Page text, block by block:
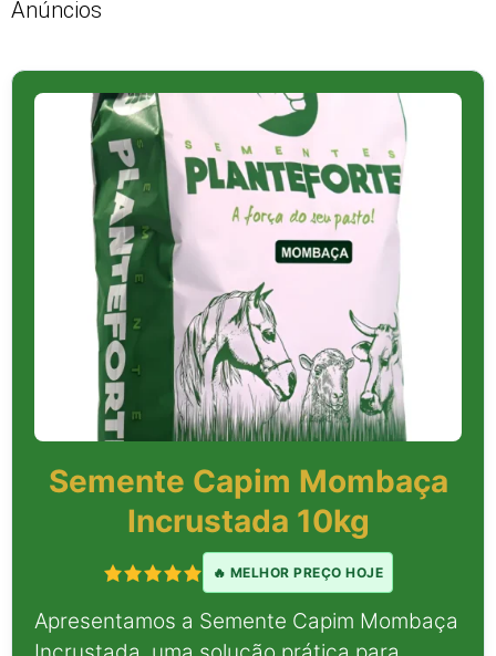
Anúncios
Semente Capim Mombaça
Incrustada 10kg
🔥 MELHOR PREÇO HOJE
Apresentamos a Semente Capim Mombaça